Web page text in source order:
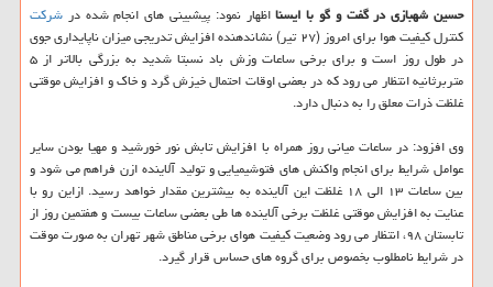
حسین شهبازی در گفت و گو با ایسنااظهار نمود: پیشبینی های انجام شده در شركت
كنترل كیفیت هوا برای امروز (۲۷ تیر) نشاندهنده افزایش تدریجی میزان ناپایداری جوی
در طول روز است و برای برخی ساعات وزش باد نسبتا شدید به بزرگی بالاتر از ۵
متربرثانیه انتظار می رود كه در بعضی اوقات احتمال خیزش گرد و خاك و افزایش موقتی
غلظت ذرات معلق را به دنبال دارد.
وی افزود: در ساعات میانی روز همراه با افزایش تابش نور خورشید و مهیا بودن سایر
عوامل شرایط برای انجام واكنش های فتوشیمیایی و تولید آلاینده ازن فراهم می شود و
بین ساعات ۱۳ الی ۱۸ غلظت این آلاینده به بیشترین مقدار خواهد رسید. ازاین رو با
عنایت به افزایش موقتی غلظت برخی آلاینده ها طی بعضی ساعات بیست و هفتمین روز از
تابستان ۹۸، انتظار می رود وضعیت كیفیت هوای برخی مناطق شهر تهران به صورت موقت
در شرایط نامطلوب بخصوص برای گروه های حساس قرار گیرد.